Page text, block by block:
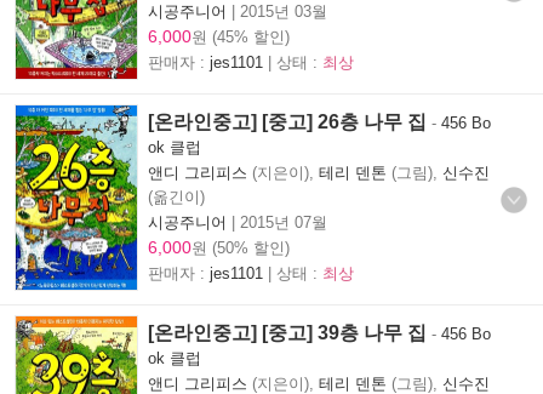
시공주니어 | 2015년 03월
6,000원 (45% 할인)
판매자 : jes1101 | 상태 : 최상
[온라인중고] [중고] 26층 나무 집 - 456 Bo
ok 클럽
앤디 그리피스 (지은이), 테리 덴톤 (그림), 신수진
(옮긴이)
시공주니어 | 2015년 07월
6,000원 (50% 할인)
판매자 : jes1101 | 상태 : 최상
[온라인중고] [중고] 39층 나무 집 - 456 Bo
ok 클럽
앤디 그리피스 (지은이), 테리 덴톤 (그림), 신수진